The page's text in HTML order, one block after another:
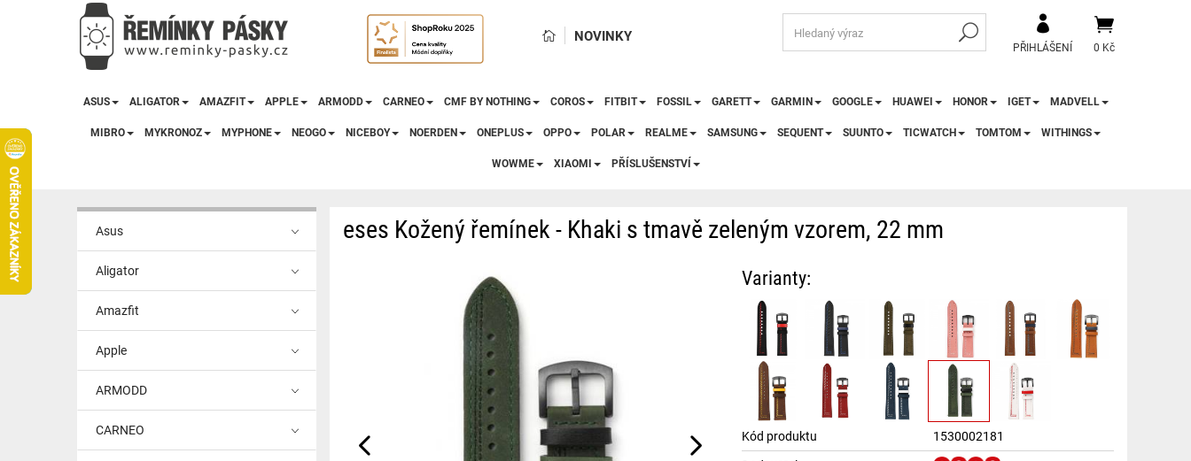
0 Kč
PŘIHLÁŠENÍ
NOVINKY
ASUS ALIGATOR AMAZFIT APPLE ARMODD CARNEO CMF BY NOTHING COROS FITBIT FOSSIL GARETT GARMIN GOOGLE HUAWEI HONOR IGET MADVELL
MIBRO MYKRONOZ MYPHONE NEOGO NICEBOY NOERDEN ONEPLUS OPPO POLAR REALME SAMSUNG SEQUENT SUUNTO TICWATCH TOMTOM WITHINGS
WOWME XIAOMI PŘÍSLUŠENSTVÍ
Asus
Aligator
Amazfit
Apple
ARMODD
CARNEO
eses Kožený řemínek - Khaki s tmavě zeleným vzorem, 22 mm
Varianty:
Kód produktu
1530002181